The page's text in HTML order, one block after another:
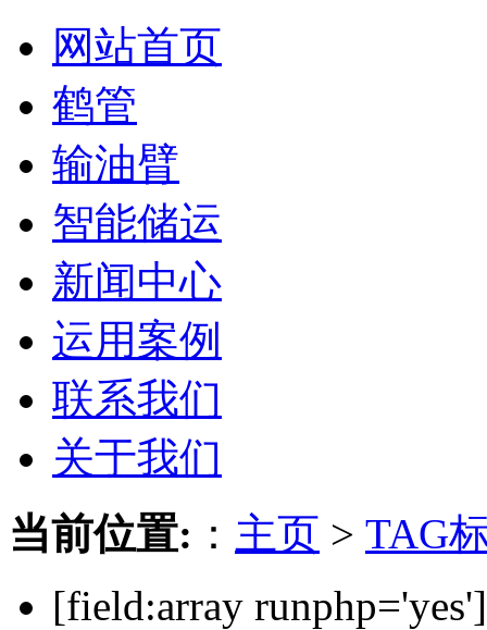
网站首页
鹤管
输油臂
智能储运
新闻中心
运用案例
联系我们
关于我们
当前位置: ： 主页 > TAG
[field:array